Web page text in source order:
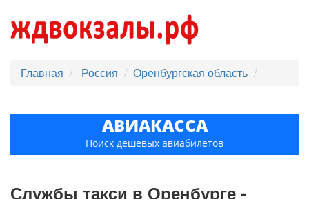
Главная Россия Оренбургская область
АВИАКАССА
Поиск дешёвых авиабилетов
Службы такси в Оренбурге -